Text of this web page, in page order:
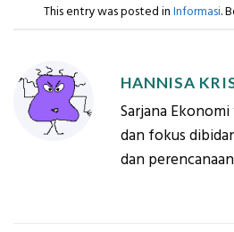
This entry was posted in Informasi.
HANNISA
Sarjana
dan fokus
dan